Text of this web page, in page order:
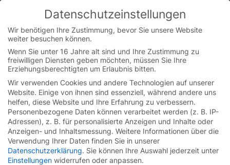
You are currently on the Austrian German website.
Switch to the English version.
Skip
content
Startseite /Unkategorisiert/Die Revolution der
Sicherheitskontrollen an Flughäfen
Datenschutzeinstellungen
Wir benötigen Ihre Zustimmung, bevor Sie unsere Website
weiter besuchen können.
Wenn Sie unter 16 Jahre alt sind und Ihre Zustimmung zu
freiwilligen Diensten geben möchten, müssen Sie Ihre
Erziehungsberechtigten um Erlaubnis bitten.
Wir verwenden Cookies und andere Technologien auf unserer
Website. Einige von ihnen sind essenziell, während andere uns
helfen, diese Website und Ihre Erfahrung zu verbessern.
Personenbezogene Daten können verarbeitet werden (z. B. IP-
Adressen), z. B. für personalisierte Anzeigen und Inhalte oder
Anzeigen- und Inhaltsmessung. Weitere Informationen über die
Verwendung Ihrer Daten finden Sie in unserer
Datenschutzerklärung. Sie können Ihre Auswahl jederzeit unter
Einstellungen widerrufen oder anpassen.